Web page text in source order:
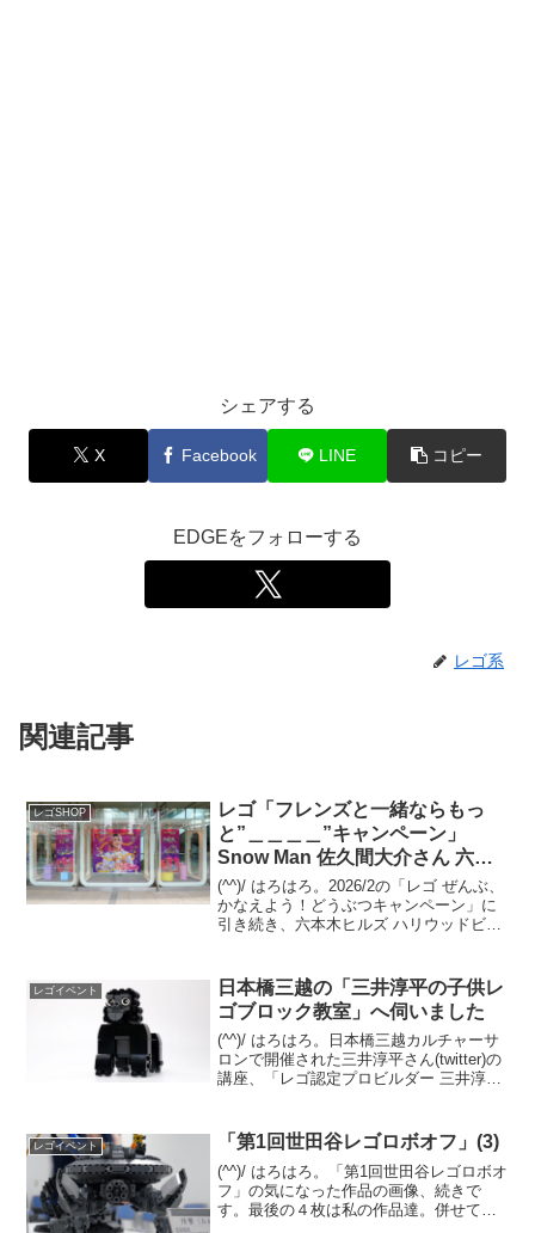
シェアする
X Facebook LINE コピー
EDGEをフォローする
レゴ系
関連記事
レゴSHOP
レゴ「フレンズと一緒ならもっ
と”＿＿＿＿”キャンペーン」
Snow Man 佐久間大介さん 六本
木ヒルズ
(^^)/ はろはろ。2026/2の「レゴ ぜんぶ、
かなえよう！どうぶつキャンペーン」に
引き続き、六本木ヒルズ ハリウッドビュ
＿＿＿"キャンペーン」のビジュ...
レゴイベント
日本橋三越の「三井淳平の子供レ
ゴブロック教室」へ伺いました
(^^)/ はろはろ。日本橋三越カルチャーサ
ロンで開催された三井淳平さん(twitter)の
講座、「レゴ認定プロビルダー 三井淳平
組む時に気にするとよいポイント３点。
(1...
レゴイベント 「第1回世田谷レゴロボオフ」(3)
(^^)/ はろはろ。「第1回世田谷レゴロボオ
フ」の気になった作品の画像、続きで
す。最後の４枚は私の作品達。併せて、